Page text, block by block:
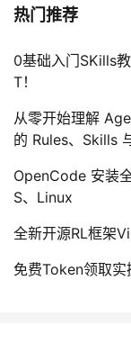
热门推荐
0基础入门SKills
T！
从零开始理解
的 Rules、Skills
OpenCode 安装
S、Linux
全新开源RL框架
免费Token领取